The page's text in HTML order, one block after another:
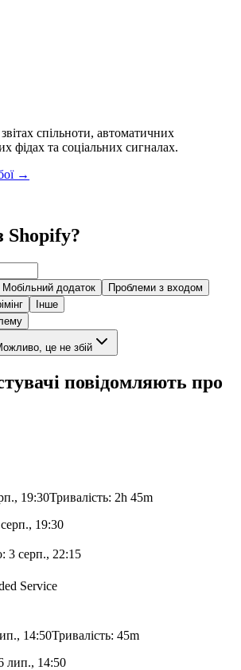
спільноти, автоматичних
фідах та соціальних сигналах.
→
Shopify?
Мобільний додаток
Проблеми з входом
Інше
це не збій
повідомляють про
19:30Тривалість: 2h 45m
19:30
: 3 серп., 22:15
Service
14:50Тривалість: 45m
лип., 14:50